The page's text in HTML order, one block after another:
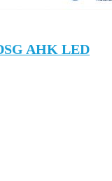
AHK LED